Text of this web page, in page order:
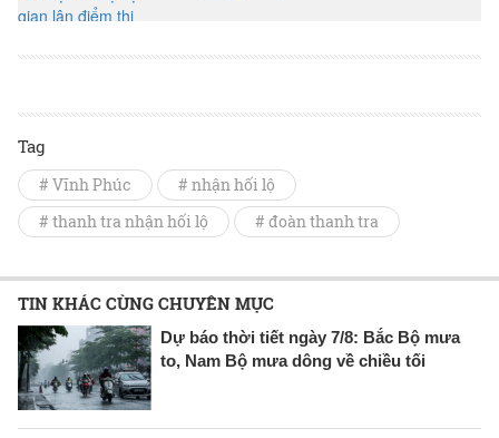
Tag
# Vĩnh Phúc
# nhận hối lộ
# thanh tra nhận hối lộ
# đoàn thanh tra
TIN KHÁC CÙNG CHUYÊN MỤC
Dự báo thời tiết ngày 7/8: Bắc Bộ mưa
to, Nam Bộ mưa dông về chiều tối